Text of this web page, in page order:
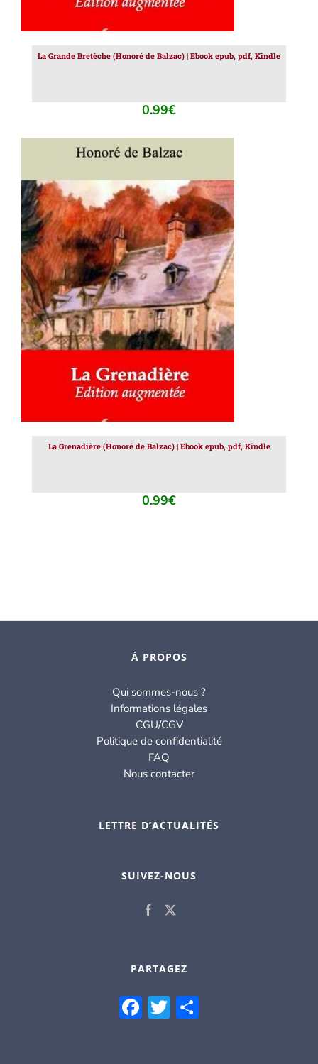
La Grande Bretèche (Honoré de Balzac) | Ebook epub, pdf, Kindle
0.99€
AJOUTER AU PANIER DÉTAILS
La Grenadière (Honoré de Balzac) | Ebook epub, pdf, Kindle
0.99€
À PROPOS
Qui sommes-nous ?
Informations légales
CGU/CGV
Politique de confidentialité
FAQ
Nous contacter
LETTRE D’ACTUALITÉS
SUIVEZ-NOUS
PARTAGEZ
Facebook
Twitter